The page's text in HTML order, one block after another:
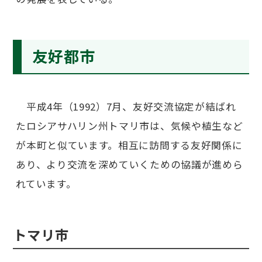
友好都市
平成4年（1992）7月、友好交流協定が結ばれ
たロシアサハリン州トマリ市は、気候や植生など
が本町と似ています。相互に訪問する友好関係に
あり、より交流を深めていくための協議が進めら
れています。
トマリ市